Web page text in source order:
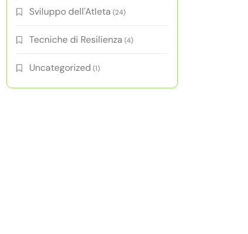
Sviluppo dell'Atleta (24)
Tecniche di Resilienza (4)
Uncategorized (1)